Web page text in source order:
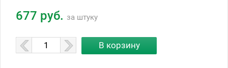
677 руб. за штуку